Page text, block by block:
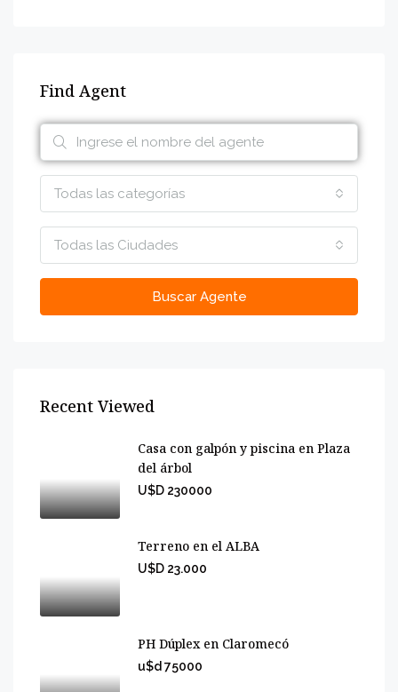
Find Agent
Todas las categorías
Todas las Ciudades
Buscar Agente
Recent Viewed
Casa con galpón y piscina en Plaza
del árbol
U$D 230000
Terreno en el ALBA
U$D 23.000
PH Dúplex en Claromecó
u$d 75000